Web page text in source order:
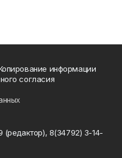
информации
согласия
8(34792) 3-14-